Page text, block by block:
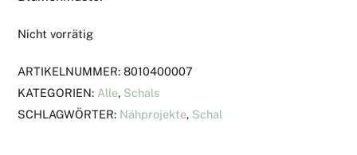
Nicht vorrätig
ARTIKELNUMMER:8010400007
KATEGORIEN: Alle, Schals
SCHLAGWÖRTER: Nähprojekte, Schal